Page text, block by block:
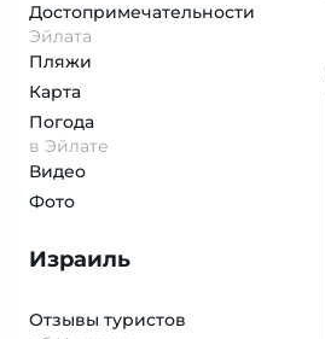
Достопримеча­тельности
Эйлата
Пляжи
Карта
Погода
в Эйлате
Видео
Фото
Израиль
Отзывы туристов